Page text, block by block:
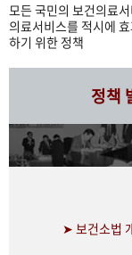
모든 국민의 보건의료
의료서비스를 적시에
하기 위한 정책
정책
➤ 보건소법